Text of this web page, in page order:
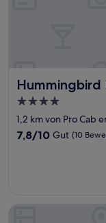
Hummingbird
4.0-
Sterne-
Unterkunft
1,2 km von Pro Cab
7.8
7,8/10 Gut (10